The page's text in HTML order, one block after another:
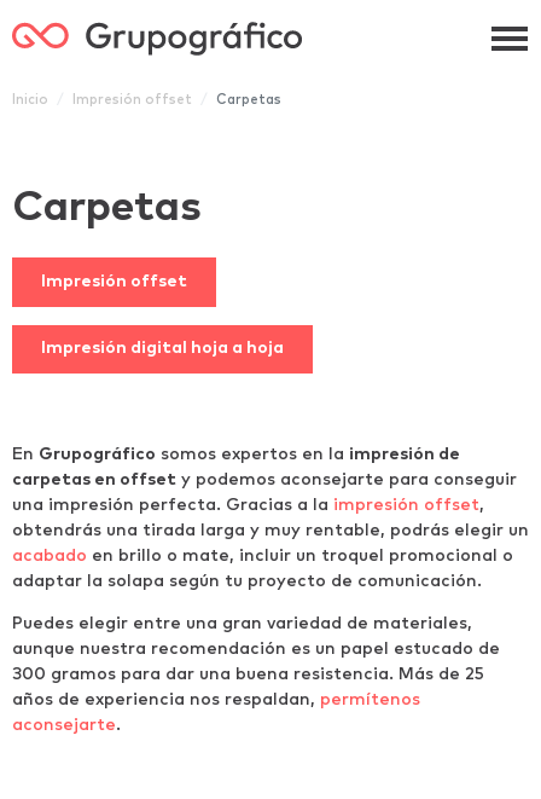
Inicio Impresión offset Carpetas
Carpetas
Impresión offset
Impresión digital hoja a hoja
En Grupográfico somos expertos en la impresión de
carpetas en offset y podemos aconsejarte para conseguir
una impresión perfecta. Gracias a la impresión offset,
obtendrás una tirada larga y muy rentable, podrás elegir un
acabado en brillo o mate, incluir un troquel promocional o
adaptar la solapa según tu proyecto de comunicación.
Puedes elegir entre una gran variedad de materiales,
aunque nuestra recomendación es un papel estucado de
300 gramos para dar una buena resistencia. Más de 25
años de experiencia nos respaldan, permítenos
aconsejarte.